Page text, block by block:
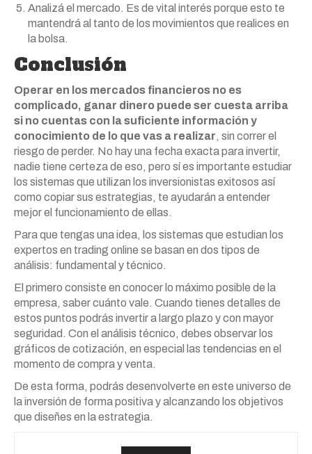
Analizá el mercado. Es de vital interés porque esto te
mantendrá al tanto de los movimientos que realices en
la bolsa.
Conclusión
Operar en los mercados financieros no es
complicado, ganar dinero puede ser cuesta arriba
si no cuentas con la suficiente información y
conocimiento de lo que vas a realizar, sin correr el
riesgo de perder. No hay una fecha exacta para invertir,
nadie tiene certeza de eso, pero sí es importante estudiar
los sistemas que utilizan los inversionistas exitosos así
como copiar sus estrategias, te ayudarán a entender
mejor el funcionamiento de ellas.
Para que tengas una idea, los sistemas que estudian los
expertos en trading online se basan en dos tipos de
análisis: fundamental y técnico.
El primero consiste en conocer lo máximo posible de la
empresa, saber cuánto vale. Cuando tienes detalles de
estos puntos podrás invertir a largo plazo y con mayor
seguridad. Con el análisis técnico, debes observar los
gráficos de cotización, en especial las tendencias en el
momento de compra y venta.
De esta forma, podrás desenvolverte en este universo de
la inversión de forma positiva y alcanzando los objetivos
que diseñes en la estrategia.